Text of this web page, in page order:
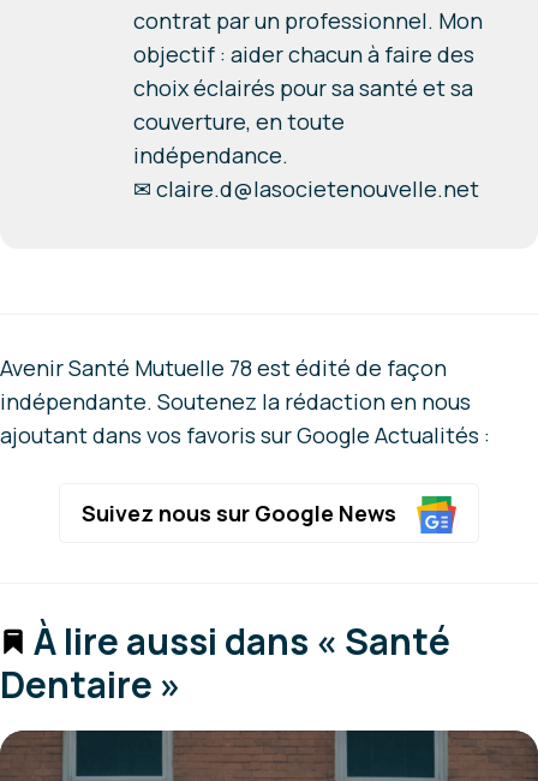
contrat par un professionnel. Mon
objectif : aider chacun à faire des
choix éclairés pour sa santé et sa
couverture, en toute
indépendance.
✉ claire.d@lasocietenouvelle.net
Avenir Santé Mutuelle 78 est édité de façon
indépendante. Soutenez la rédaction en nous
ajoutant dans vos favoris sur Google Actualités :
Suivez nous sur Google News
À lire aussi dans « Santé
Dentaire »